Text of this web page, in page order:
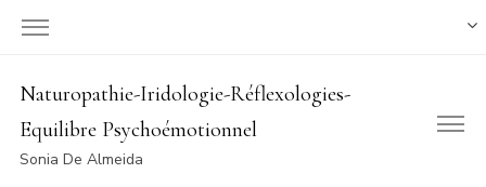
Naturopathie-Iridologie-Réflexologies-
Equilibre Psychoémotionnel
Sonia De Almeida